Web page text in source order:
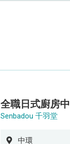
全職日式廚房
Senbadou 千羽堂
中環